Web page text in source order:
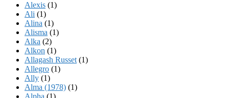
Alexis (1)
Ali (1)
Alina (1)
Alisma (1)
Alka (2)
Alkon (1)
Allagash Russet (1)
Allegro (1)
Ally (1)
Alma (1978) (1)
Alpha (1)